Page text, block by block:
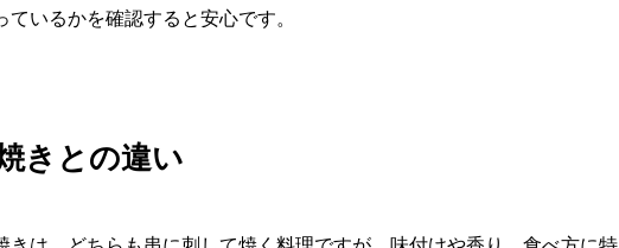
いるかを確認すると安心です。
きとの違い